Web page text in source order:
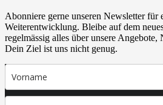
Abonniere gerne unseren Newsletter für
Weiterentwicklung. Bleibe auf dem
regelmässig alles über unsere Angebote,
Dein Ziel ist uns nicht genug.